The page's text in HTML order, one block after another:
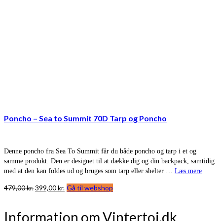
Poncho – Sea to Summit 70D Tarp og Poncho
Denne poncho fra Sea To Summit får du både poncho og tarp i et og
samme produkt. Den er designet til at dække dig og din backpack, samtidig
med at den kan foldes ud og bruges som tarp eller shelter … Læs mere
479,00kr.Den
var:
399,00kr. Den
er:
Gå til webshop
Information om Vintertoj.dk